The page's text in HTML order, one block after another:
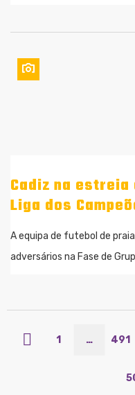
Cadiz na
Liga dos
A equipa de futebol de
adversários na Fase de
1 … 491